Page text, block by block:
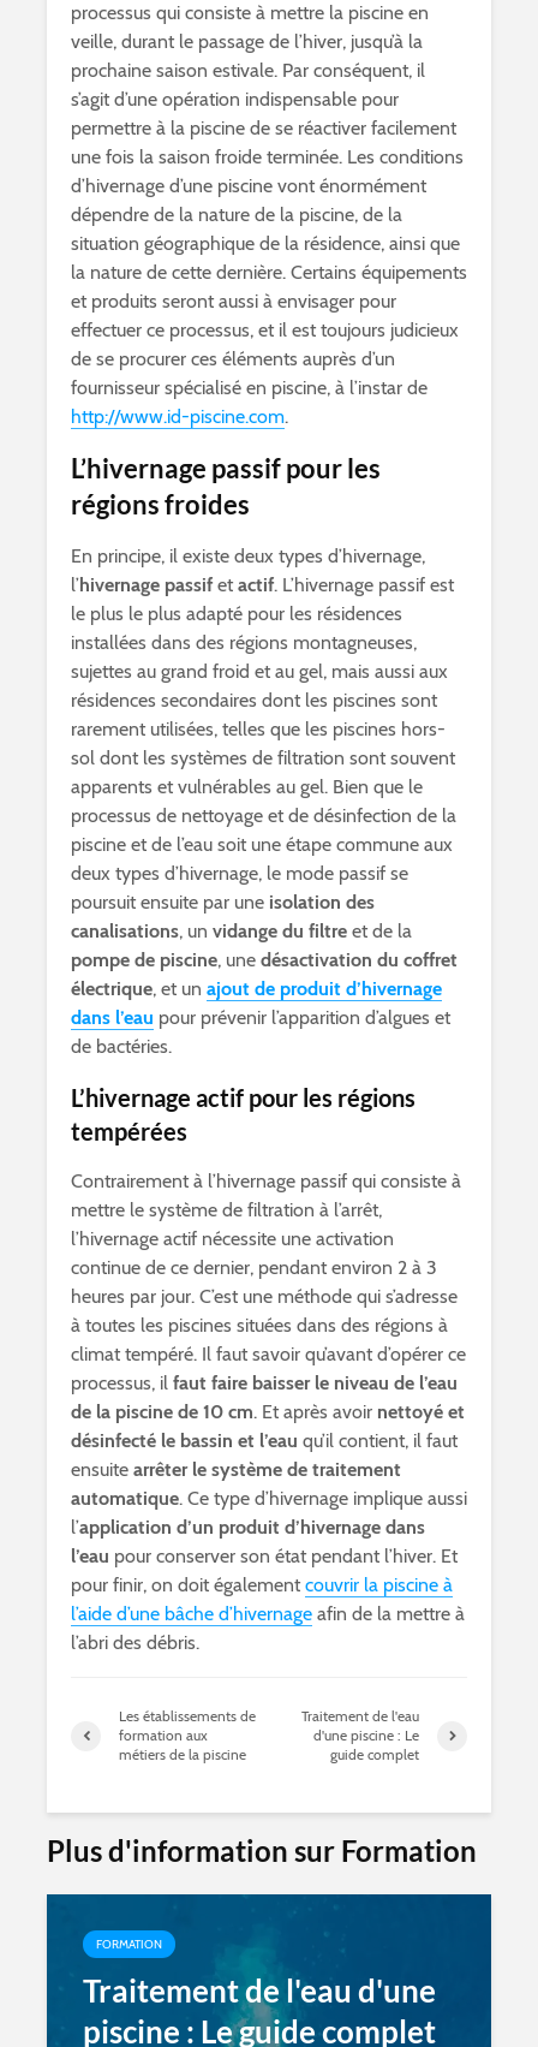
processus qui consiste à mettre la piscine en
veille, durant le passage de l’hiver, jusqu’à la
prochaine saison estivale. Par conséquent, il
s’agit d’une opération indispensable pour
permettre à la piscine de se réactiver facilement
une fois la saison froide terminée. Les conditions
d’hivernage d’une piscine vont énormément
dépendre de la nature de la piscine, de la
situation géographique de la résidence, ainsi que
la nature de cette dernière. Certains équipements
et produits seront aussi à envisager pour
effectuer ce processus, et il est toujours judicieux
de se procurer ces éléments auprès d’un
fournisseur spécialisé en piscine, à l’instar de
http://www.id-piscine.com.
L’hivernage passif pour les
régions froides
En principe, il existe deux types d’hivernage,
l’hivernage passifet actif. L’hivernage passif est
le plus le plus adapté pour les résidences
installées dans des régions montagneuses,
sujettes au grand froid et au gel, mais aussi aux
résidences secondaires dont les piscines sont
rarement utilisées, telles que les piscines hors-
sol dont les systèmes de filtration sont souvent
apparents et vulnérables au gel. Bien que le
processus de nettoyage et de désinfection de la
piscine et de l’eau soit une étape commune aux
deux types d’hivernage, le mode passif se
poursuit ensuite par une isolation des
canalisations, un vidange du filtre et de la
pompe de piscine, une désactivation du coffret
électrique, et un ajout de produit d’hivernage
dans l’eau pour prévenir l’apparition d’algues et
de bactéries.
L’hivernage actif pour les régions
tempérées
Contrairement à l’hivernage passif qui consiste à
mettre le système de filtration à l’arrêt,
l’hivernage actif nécessite une activation
continue de ce dernier, pendant environ 2 à 3
heures par jour. C’est une méthode qui s’adresse
à toutes les piscines situées dans des régions à
climat tempéré. Il faut savoir qu’avant d’opérer ce
processus, il faut faire baisser le niveau de l’eau
de la piscine de 10 cm. Et après avoir nettoyé et
désinfecté le bassin et l’eau qu’il contient, il faut
ensuite arrêter le système de traitement
automatique. Ce type d’hivernage implique aussi
l’application d’un produit d’hivernage dans
l’eau pour conserver son état pendant l’hiver. Et
pour finir, on doit également couvrir la piscine à
l’aide d’une bâche d’hivernage afin de la mettre à
l’abri des débris.
Les établissements de
formation aux
métiers de la piscine
Traitement de l'eau
d'une piscine : Le
guide complet
Plus d'information sur Formation
FORMATION
Traitement de l'eau d'une
piscine : Le guide complet